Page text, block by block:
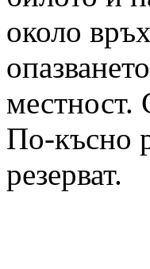
около
местност.
По-късно
резерват.